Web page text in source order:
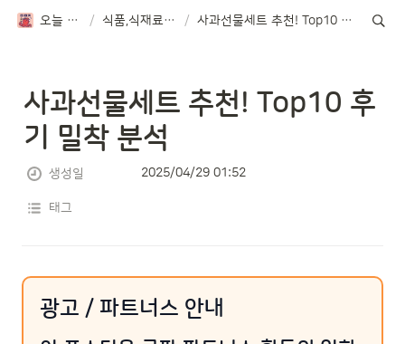
오늘 뭐먹지? / 식품,식재료 TOP10 / 사과선물세트 추천! Top10 후기 밀착 분석
사과선물세트 추천! Top10 후
기 밀착 분석
생성일 2025/04/29 01:52
태그
광고 / 파트너스 안내